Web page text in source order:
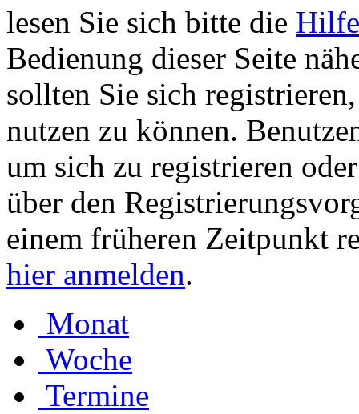
lesen Sie sich bitte die Hilfe
Bedienung dieser Seite
sollten Sie sich
nutzen zu können.
um sich zu registrieren
über den
einem früheren Zeitpunkt
hier anmelden.
Monat
Woche
Termine